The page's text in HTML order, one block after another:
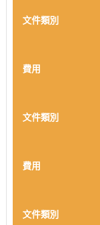
文件類別
費用
文件類別
費用
文件類別